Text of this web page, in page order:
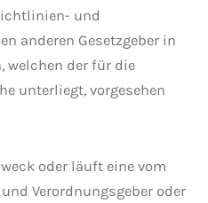
und
anderen Gesetzgeber in
welchen der für die
unterliegt, vorgesehen
oder läuft eine vom
Verordnungsgeber oder